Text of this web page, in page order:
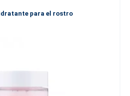
para el rostro